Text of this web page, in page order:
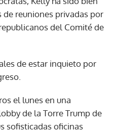
reuniones privadas por
del Comité de
de estar inquieto por
el lunes en una
de la Torre Trump de
sofisticadas oficinas